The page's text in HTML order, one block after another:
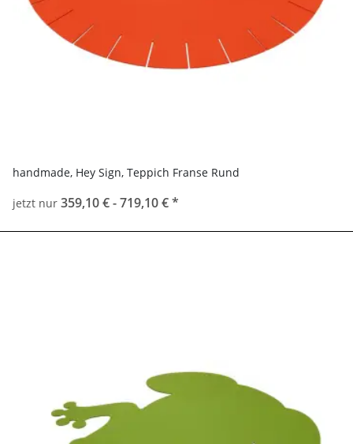
handmade, Hey Sign, Teppich Franse Rund
jetzt nur 359,10 € -719,10 €*